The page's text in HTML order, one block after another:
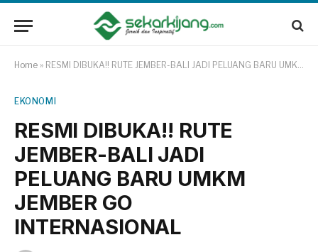
Home » RESMI DIBUKA!! RUTE JEMBER-BALI JADI PELUANG BARU UMKM JEMBER GO INTERNASIONAL
EKONOMI
RESMI DIBUKA!! RUTE
JEMBER-BALI JADI
PELUANG BARU UMKM
JEMBER GO
INTERNASIONAL